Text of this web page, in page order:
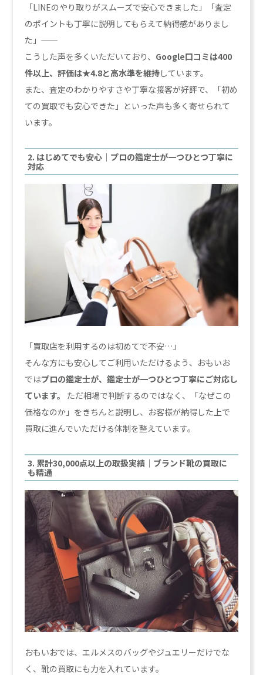
「LINEのやり取りがスムーズで安心できました」「査定
のポイントも丁寧に説明してもらえて納得感がありまし
た」──
こうした声を多くいただいており、 Google口コミは400
件以上、評価は★4.8と高水準を維持しています。
また、査定のわかりやすさや丁寧な接客が好評で、「初め
ての買取でも安心できた」といった声も多く寄せられて
います。
2. はじめてでも安心｜プロの鑑定士が一つひとつ丁寧に
対応
「買取店を利用するのは初めてで不安…」
そんな方にも安心してご利用いただけるよう、おもいお
ではプロの鑑定士が、鑑定士が一つひとつ丁寧にご対応し
ています。
ただ相場で判断するのではなく、「なぜこの
価格なのか」をきちんと説明し、お客様が納得した上で
買取に進んでいただける体制を整えています。
3. 累計30,000点以上の取扱実績｜ブランド靴の買取に
も精通
おもいおでは、エルメスのバッグやジュエリーだけでな
く、靴の買取にも力を入れています。